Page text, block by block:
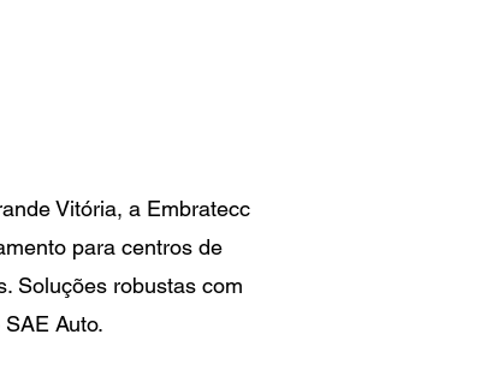
Vitória, a Embratecc
para centros de
Soluções robustas com
Auto.